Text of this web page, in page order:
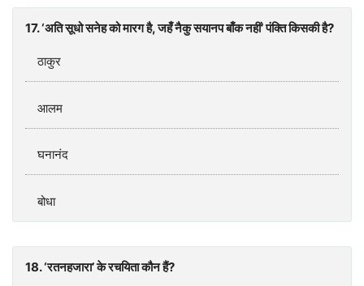
17. ‘अति सूधो सनेह को मारग है, जहँ नैकु सयानप बाँक नहीं’ पंक्ति किसकी है?
ठाकुर
आलम
घनानंद
बोधा
18. ‘रतनहजारा’ के रचयिता कौन हैं?